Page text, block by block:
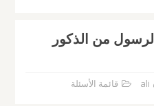
من الذكور
ali قائمة الأسئلة